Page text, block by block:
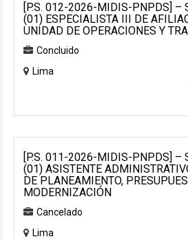
[P.S. 012-2026-MIDIS-PNPDS] –
(01) ESPECIALISTA III DE
UNIDAD DE OPERACIONES Y
Concluido
Lima
[P.S. 011-2026-MIDIS-PNPDS] –
(01) ASISTENTE
DE PLANEAMIENTO,
MODERNIZACIÓN
Cancelado
Lima